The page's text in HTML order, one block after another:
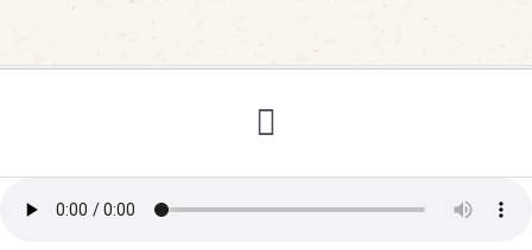
Toggle
Navigation
Home